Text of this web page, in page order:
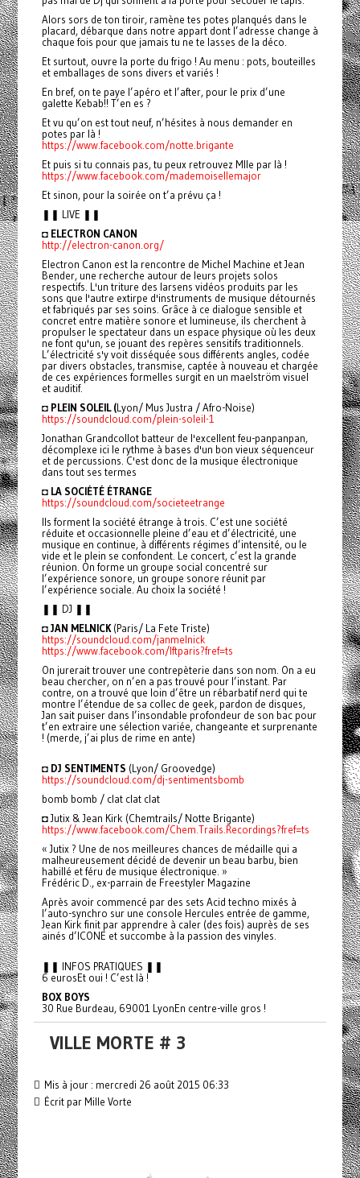
Alors sors de ton tiroir, ramène tes potes planqués dans le
placard, débarque dans notre appart dont l’adresse change à
chaque fois pour que jamais tu ne te lasses de la déco.
Et surtout, ouvre la porte du frigo ! Au menu : pots, bouteilles
et emballages de sons divers et variés !
En bref, on te paye l’apéro et l’after, pour le prix d’une
galette Kebab!! T’en es ?
Et vu qu’on est tout neuf, n’hésites à nous demander en
potes par là !
https://www.facebook.com/notte.brigante
Et puis si tu connais pas, tu peux retrouvez Mlle par là !
https://www.facebook.com/mademoisellemajor
Et sinon, pour la soirée on t’a prévu ça !
❚❚ LIVE ❚❚
◘ ELECTRON CANON
http://electron-canon.org/
Electron Canon est la rencontre de Michel Machine et Jean
Bender, une recherche autour de leurs projets solos
respectifs. L'un triture des larsens vidéos produits par les
sons que l'autre extirpe d'instruments de musique détournés
et fabriqués par ses soins. Grâce à ce dialogue sensible et
concret entre matière sonore et lumineuse, ils cherchent à
propulser le spectateur dans un espace physique où les deux
ne font qu'un, se jouant des repères sensitifs traditionnels.
L’électricité s'y voit disséquée sous différents angles, codée
par divers obstacles, transmise, captée à nouveau et chargée
de ces expériences formelles surgit en un maelström visuel
et auditif.
◘PLEIN SOLEIL (Lyon/ Mus Justra / Afro-Noise)
https://soundcloud.com/plein-soleil-1
Jonathan Grandcollot batteur de l'excellent feu-panpanpan,
décomplexe ici le rythme à bases d'un bon vieux séquenceur
et de percussions. C'est donc de la musique électronique
dans tout ses termes
◘LA SOCIÉTÉ ÉTRANGE
https://soundcloud.com/societeetrange
Ils forment la société étrange à trois. C’est une société
réduite et occasionnelle pleine d’eau et d’électricité, une
musique en continue, à différents régimes d’intensité, ou le
vide et le plein se confondent. Le concert, c’est la grande
réunion. On forme un groupe social concentré sur
l’expérience sonore, un groupe sonore réunit par
l’expérience sociale. Au choix la société !
❚❚ DJ ❚❚
◘JAN MELNICK(Paris/ La Fete Triste)
https://soundcloud.com/janmelnick
https://www.facebook.com/lftparis?fref=ts
On jurerait trouver une contrepèterie dans son nom. On a eu
beau chercher, on n’en a pas trouvé pour l’instant. Par
contre, on a trouvé que loin d’être un rébarbatif nerd qui te
montre l’étendue de sa collec de geek, pardon de disques,
Jan sait puiser dans l’insondable profondeur de son bac pour
t’en extraire une sélection variée, changeante et surprenante
! (merde, j’ai plus de rime en ante)
◘ DJ SENTIMENTS (Lyon/ Groovedge)
https://soundcloud.com/dj-sentimentsbomb
bomb bomb / clat clat clat
◘ Jutix & Jean Kirk (Chemtrails/ Notte Brigante)
https://www.facebook.com/Chem.Trails.Recordings?fref=ts
« Jutix ? Une de nos meilleures chances de médaille qui a
malheureusement décidé de devenir un beau barbu, bien
habillé et féru de musique électronique. »
Frédéric D., ex-parrain de Freestyler Magazine
Après avoir commencé par des sets Acid techno mixés à
l’auto-synchro sur une console Hercules entrée de gamme,
Jean Kirk finit par apprendre à caler (des fois) auprès de ses
ainés d’ICONE et succombe à la passion des vinyles.
❚❚ INFOS PRATIQUES ❚❚
6 eurosEt oui ! C’est là !
BOX BOYS
30 Rue Burdeau, 69001 LyonEn centre-ville gros !
VILLE MORTE # 3
Mis à jour : mercredi 26 août 2015 06:33
Écrit par Mille Vorte